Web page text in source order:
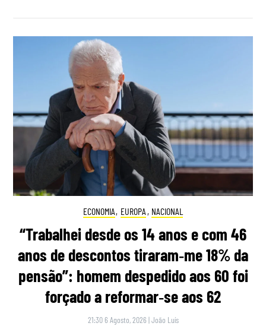
ECONOMIA, EUROPA , NACIONAL
“Trabalhei desde os 14 anos e com 46
anos de descontos tiraram‑me 18% da
pensão”: homem despedido aos 60 foi
forçado a reformar‑se aos 62
21:30 6 Agosto, 2026 |João Luís